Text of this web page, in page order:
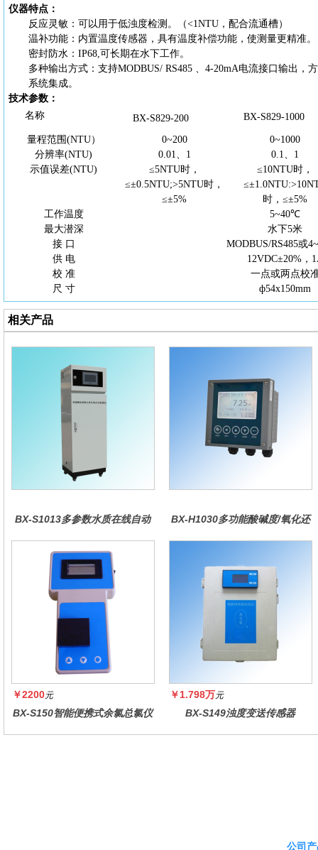
仪器特点：
反应灵敏：可以用于低浊度检测。（<1NTU，配合流通槽）
温补功能：内置温度传感器，具有温度补偿功能，使测量更精准。
密封防水： IP68,可长期在水下工作。
多种输出方式：支持MODBUS/ RS485 、4-20mA电流接口输出，
系统集成。
技术参数：
名称
BX-S829-200 BX-S829-1000
量程范围 (NTU） 0~200
0~1000
分辨率(NTU) 0.01、 1
0.1、1
示值误差(NTU)
≤5NTU时，
≤±0.5NTU;>5NTU时，
≤±5%
≤10NTU时，
时，≤±5%
工作温度
5~40℃
最大潜深
水下5米
接 口
MODBUS/RS485或
供 电
12VDC±20%，
校 准
一点或两点校
尺 寸 ф54x150mm
相关产品
BX-S1013多参数水质在线自动
BX-H1030多功能酸碱度/氧化还
￥2200元
BX-S150智能便携式余氯总氯仪
￥1.798万元
BX-S149浊度变送传感器
公司